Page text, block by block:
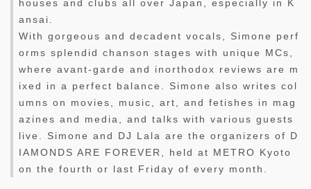
houses and clubs all over Japan, especially in K
ansai.
With gorgeous and decadent vocals, Simone perf
orms splendid chanson stages with unique MCs,
where avant-garde and inorthodox reviews are m
ixed in a perfect balance. Simone also writes col
umns on movies, music, art, and fetishes in mag
azines and media, and talks with various guests
live. Simone and DJ Lala are the organizers of D
IAMONDS ARE FOREVER, held at METRO Kyoto
on the fourth or last Friday of every month.